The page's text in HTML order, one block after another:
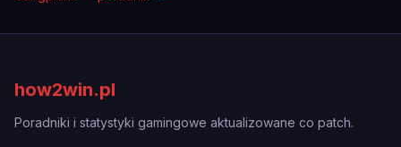
how2win.pl
Poradniki i statystyki gamingowe aktualizowane co patch.